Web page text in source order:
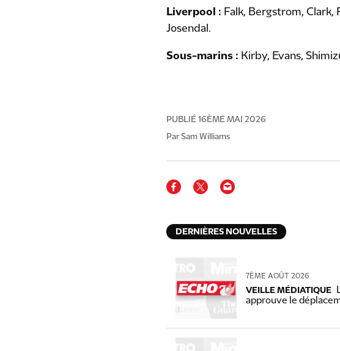
Liverpool : Falk, Bergstrom, Clark,
Josendal.
Sous-marins : Kirby, Evans,
PUBLIÉ 16ÈME MAI 2026
Par Sam Williams
DERNIÈRES NOUVELLES
7ÈME AOÛT 2026
VEILLE MÉDIATIQUE
approuve le